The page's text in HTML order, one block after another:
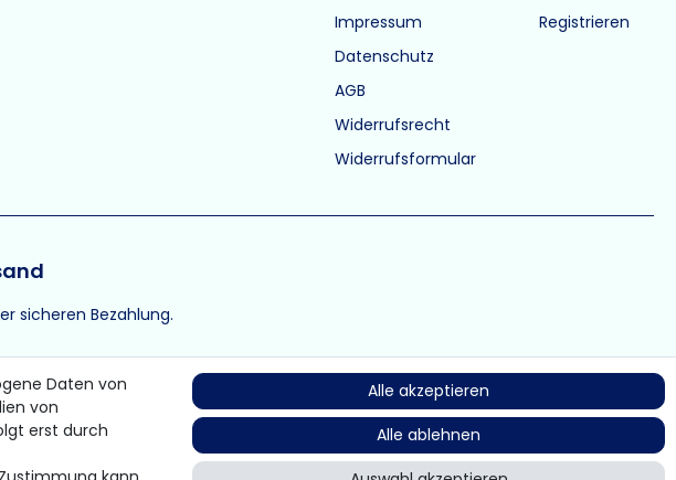
Impressum
Datenschutz
AGB
Widerrufsrecht
Widerrufsformular
Registrieren
sicheren Bezahlung.
vorbehalten.
Daten von
von
erst durch
Alle akzeptieren
Alle ablehnen